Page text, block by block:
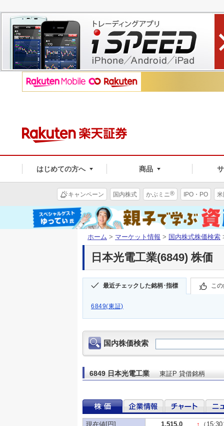
はじめての方へ 商品
キャンペーン 国内株式 かぶミニ® IPO・PO
ホーム > マーケット情報 > 国内株式株価検索
日本光電工業(6849) 株価
最近チェックした銘柄･指標 こ
6849(東証)